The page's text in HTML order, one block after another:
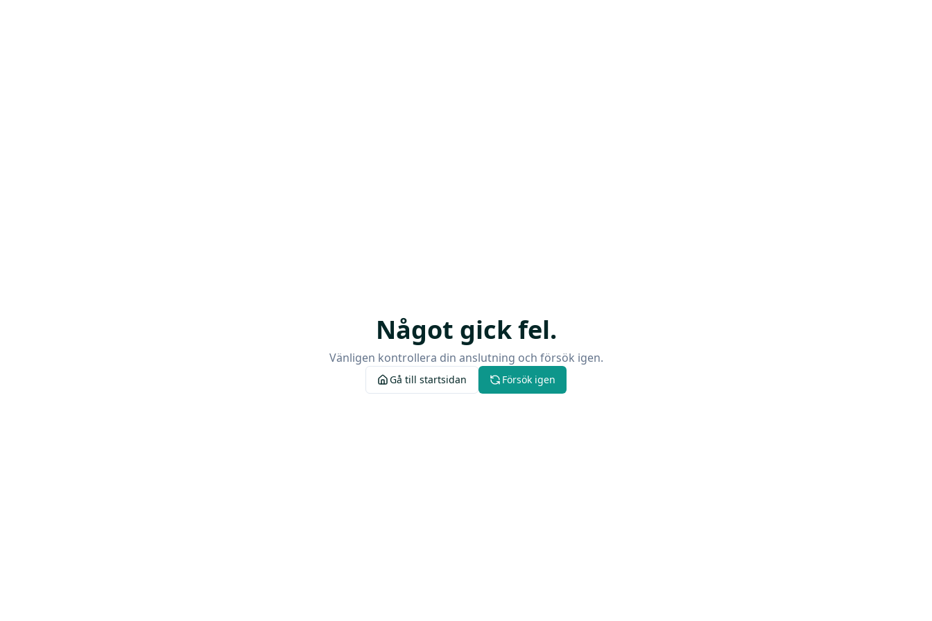
Något gick fel.
Vänligen kontrollera din anslutning och försök igen.
Gå till startsidan Försök igen